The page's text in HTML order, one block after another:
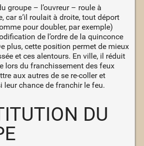
groupe – l’ouvreur – roule à
car s’il roulait à droite, tout déport
pour doubler, par exemple)
de l’ordre de la quinconce
plus, cette position permet de mieux
et ces alentours. En ville, il réduit
lors du franchissement des feux
aux autres de se re-coller et
leur chance de franchir le feu.
DU